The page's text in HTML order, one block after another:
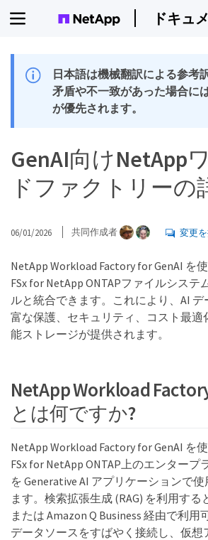
ドキュ
日本語は機械翻訳による参考
矛盾や不一致があった場合に
が優先されます。
GenAI向けNetApp
ドファクトリーの
06/01/2026 共同作成者 変更
NetApp Workload Factory for GenAI を
FSx for NetApp ONTAPファイルシステ
ルと統合できます。これにより、AI
富な保護、セキュリティ、コスト最適
能ストレージが提供されます。
NetApp Workload
とは何ですか?
NetApp Workload Factory for GenAI を
FSx for NetApp ONTAP上のエンタープ
を Generative AI アプリケーションで
ます。検索拡張生成 (RAG) を利用する
または Amazon Q Business 経由で利用
データソースをすばやく接続し、仮想